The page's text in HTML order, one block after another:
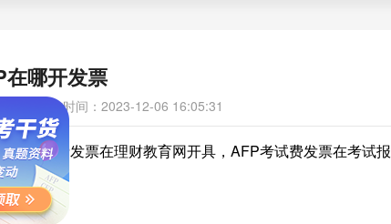
在哪开发票
发布时间：2023-12-06 16:05:31
培训费发票在理财教育网开具，AFP考试费发票在考试报